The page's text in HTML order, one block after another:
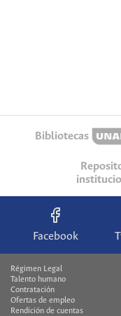
Bibliotecas
Facebook
Régimen Legal
Talento humano
Contratación
Ofertas de empleo
Rendición de cuentas